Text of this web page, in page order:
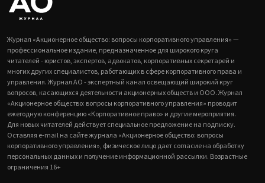
Журнал «Акционерное общество: вопросы корпоративного управления» —
профессиональное издание, предназначенное для широкого круга
читателей - юристов, экспертов, адвокатов, корпоративных секретарей и
многих других специалистов, работающих в сфере корпоративного права и
управления. Журнал АО - экспертный канал освещающий широкий круг
вопросов, касающихся деятельности акционерных обществ и ООО. Журнал
«Акционерное общество: вопросы корпоративного управления» проводит
ежегодную конференцию «Корпоративное право» и другие мероприятия.
Для новых читателей действует специальное предложение на подписку.
Оставляя e-mail на сайте журнала «Акционерное общество: вопросы
корпоративного управления», физическое лицо дает согласие на обработку
персональных данных и получение информационной рассылки. Возрастные
ограничения 16+